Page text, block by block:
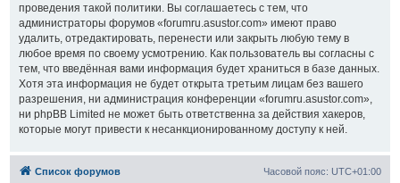
проведения такой политики. Вы соглашаетесь с тем, что
администраторы форумов «forumru.asustor.com» имеют право
удалить, отредактировать, перенести или закрыть любую тему в
любое время по своему усмотрению. Как пользователь вы согласны с
тем, что введённая вами информация будет храниться в базе данных.
Хотя эта информация не будет открыта третьим лицам без вашего
разрешения, ни администрация конференции «forumru.asustor.com»,
ни phpBB Limited не может быть ответственна за действия хакеров,
которые могут привести к несанкционированному доступу к ней.
Список форумов Часовой пояс: UTC+01:00